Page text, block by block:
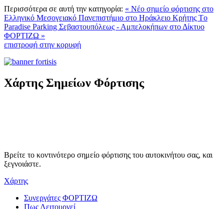
Περισσότερα σε αυτή την κατηγορία: « Νέο σημείο φόρτισης στο
Ελληνικό Μεσογειακό Πανεπιστήμιο στο Ηράκλειο Κρήτης Tο
Paradise Parking Σεβαστουπόλεως - Αμπελοκήπων στο Δίκτυο
ΦΟΡΤΙΖΩ »
επιστροφή στην κορυφή
Χάρτης Σημείων Φόρτισης
Βρείτε το κοντινότερο σημείο φόρτισης του αυτοκινήτου σας, και
ξεγνοιάστε.
Χάρτης
Συνεργάτες ΦΟΡΤΙΖΩ
Πως Λειτουργεί